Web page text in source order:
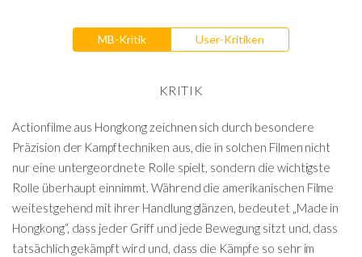
MB-Kritik User-Kritiken
KRITIK
Actionfilme aus Hongkong zeichnen sich durch besondere
Präzision der Kampftechniken aus, die in solchen Filmen nicht
nur eine untergeordnete Rolle spielt, sondern die wichtigste
Rolle überhaupt einnimmt. Während die amerikanischen Filme
weitestgehend mit ihrer Handlung glänzen, bedeutet „Made in
Hongkong“, dass jeder Griff und jede Bewegung sitzt und, dass
tatsächlich gekämpft wird und, dass die Kämpfe so sehr im